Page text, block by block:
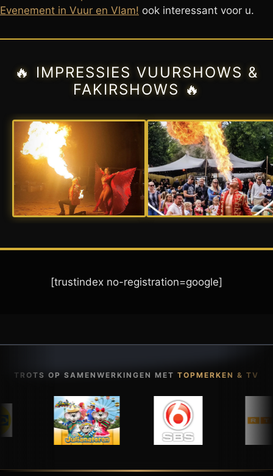
Evenement in Vuur en Vlam! ook interessant voor u.
🔥 IMPRESSIES VUURSHOWS &
FAKIRSHOWS 🔥
[trustindex no-registration=google]
TROTS OP SAMENWERKINGEN MET TOPMERKEN & TV